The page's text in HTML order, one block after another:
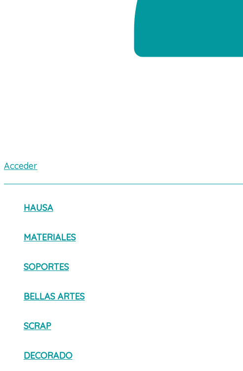
Acceder
HAUSA
MATERIALES
SOPORTES
BELLAS ARTES
SCRAP
DECORADO